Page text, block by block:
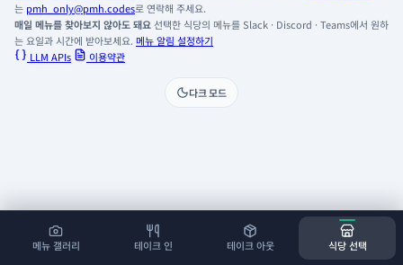
메뉴 갤러리 테이크 인 테이크 아웃 식당 선택
는 pmh_only@pmh.codes로 연락해 주세요.
매일 메뉴를 찾아보지 않아도 돼요선택한 식당의 메뉴를 Slack · Discord · Teams에서 원하
는 요일과 시간에 받아보세요. 메뉴 알림 설정하기
LLM APIs
이용약관
다크 모드